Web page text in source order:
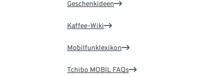
Geschenkideen
Kaffee-Wiki
Mobilfunklexikon
Tchibo MOBIL FAQs